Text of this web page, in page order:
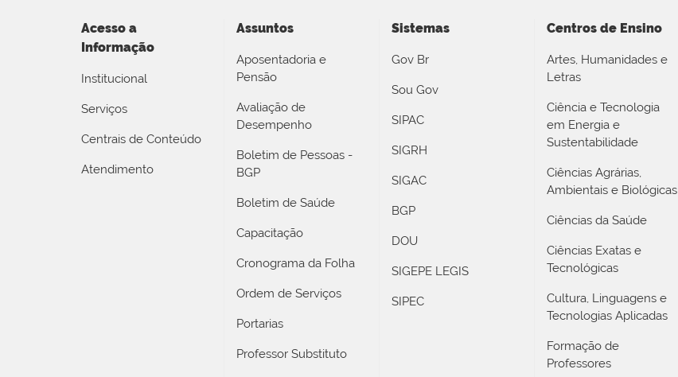
Acesso a
Informação
Institucional
Serviços
Centrais de Conteúdo
Atendimento
Assuntos
Aposentadoria e
Pensão
Avaliação de
Desempenho
Boletim de Pessoas -
BGP
Boletim de Saúde
Capacitação
Cronograma da Folha
Ordem de Serviços
Portarias
Professor Substituto
Sistemas
Gov Br
Sou Gov
SIPAC
SIGRH
SIGAC
BGP
DOU
SIGEPE LEGIS
SIPEC
Centros de Ensino
Artes, Humanidades e
Letras
Ciência e Tecnologia
em Energia e
Sustentabilidade
Ciências Agrárias,
Ambientais e Biológicas
Ciências da Saúde
Ciências Exatas e
Tecnológicas
Cultura, Linguagens e
Tecnologias Aplicadas
Formação de
Professores